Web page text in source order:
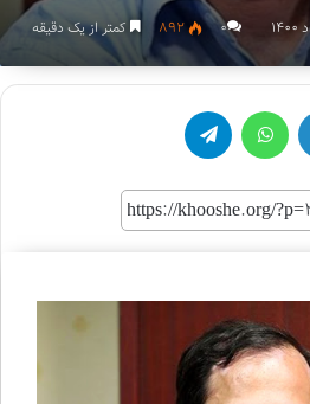
۰ 892 کمتر از یک دقیقه
واتس آپ تلگرام